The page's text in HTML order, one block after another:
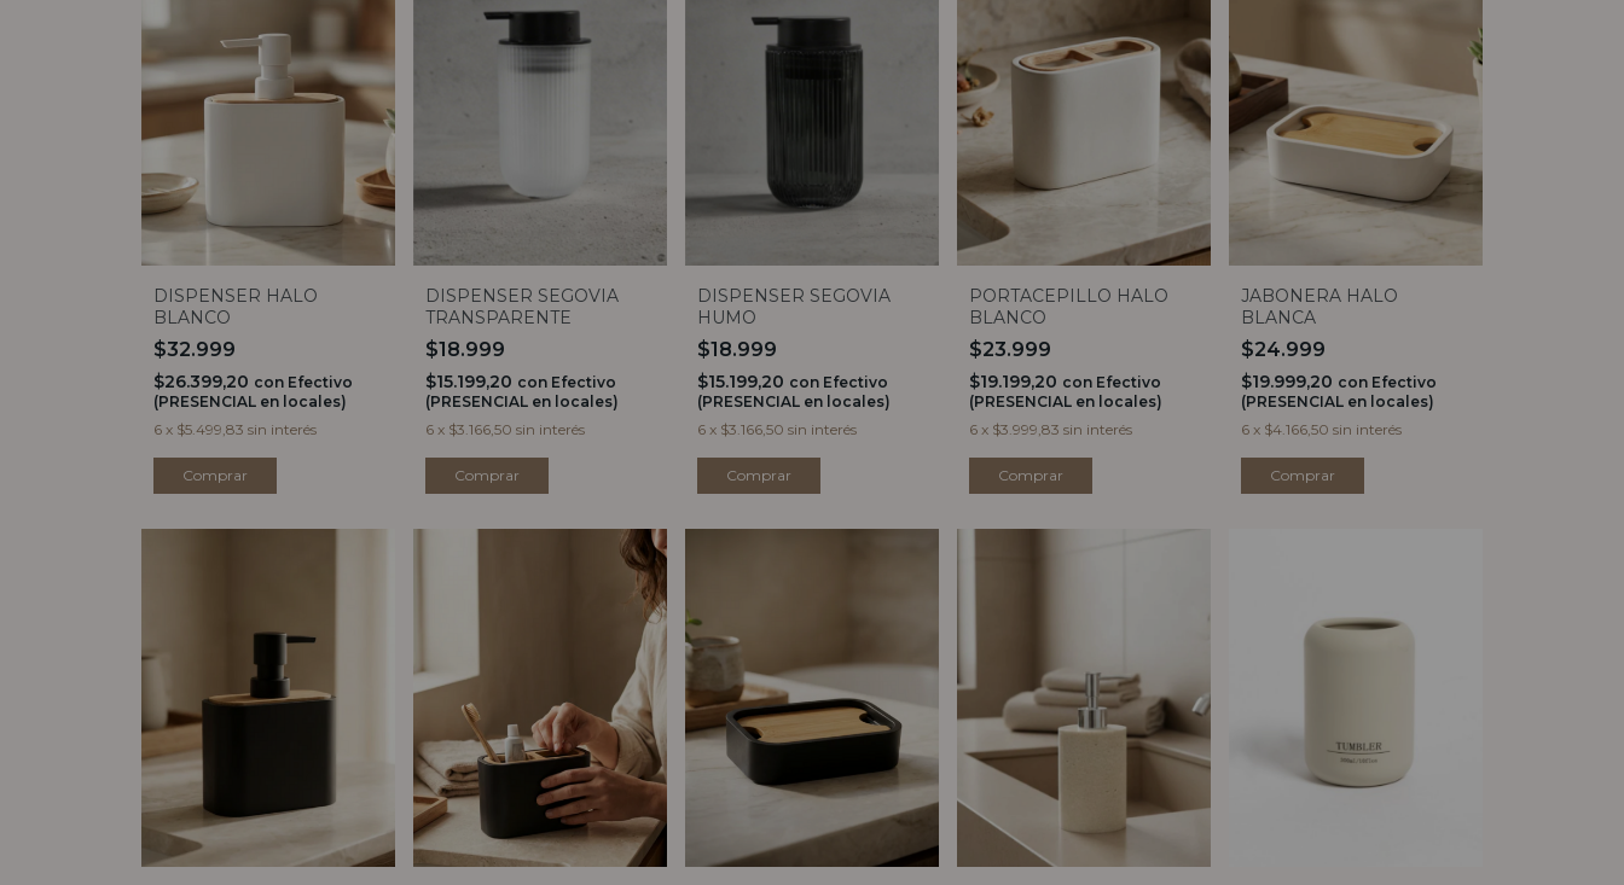
DISPENSER HALO
BLANCO
$32.999
$26.399,20 con Efectivo
(PRESENCIAL en locales)
6 x $5.499,83 sin interés
Comprar
DISPENSER SEGOVIA
TRANSPARENTE
$18.999
$15.199,20 con Efectivo
(PRESENCIAL en locales)
6 x $3.166,50 sin interés
DISPENSER SEGOVIA
HUMO
$18.999
$15.199,20 con Efectivo
(PRESENCIAL en locales)
6 x $3.166,50 sin interés
PORTACEPILLO HALO
BLANCO
$23.999
$19.199,20 con Efectivo
(PRESENCIAL en locales)
6 x $3.999,83 sin interés
Comprar
JABONERA HALO
BLANCA
$24.999
$19.999,20 con Efectivo
(PRESENCIAL en locales)
6 x $4.166,50 sin interés
Comprar